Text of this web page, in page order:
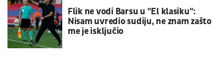
Flik ne vodi Barsu u "El klasiku":
Nisam uvredio sudiju, ne znam zašto
me je isključio